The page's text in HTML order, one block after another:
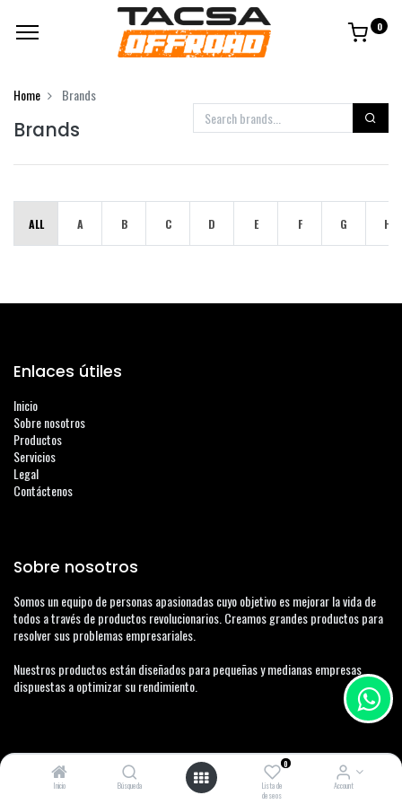
Inicio Búsqueda
0
Lista de
deseos
Account
0
Home Brands
Brands
ALL A B C D E F G H
Enlaces útiles
Inicio
Sobre nosotros
Productos
Servicios
Legal
Contáctenos
Sobre nosotros
Somos un equipo de personas apasionadas cuyo objetivo es mejorar la vida de
todos a través de productos revolucionarios. Creamos grandes productos para
resolver sus problemas empresariales.
Nuestros productos están diseñados para pequeñas y medianas empresas
dispuestas a optimizar su rendimiento.
Contáctenos